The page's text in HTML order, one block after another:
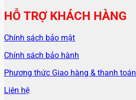
HỖ TRỢ KHÁCH HÀNG
Chính sách bảo mật
Chính sách bảo hành
Phương thức Giao hàng & thanh toán
Liên hệ